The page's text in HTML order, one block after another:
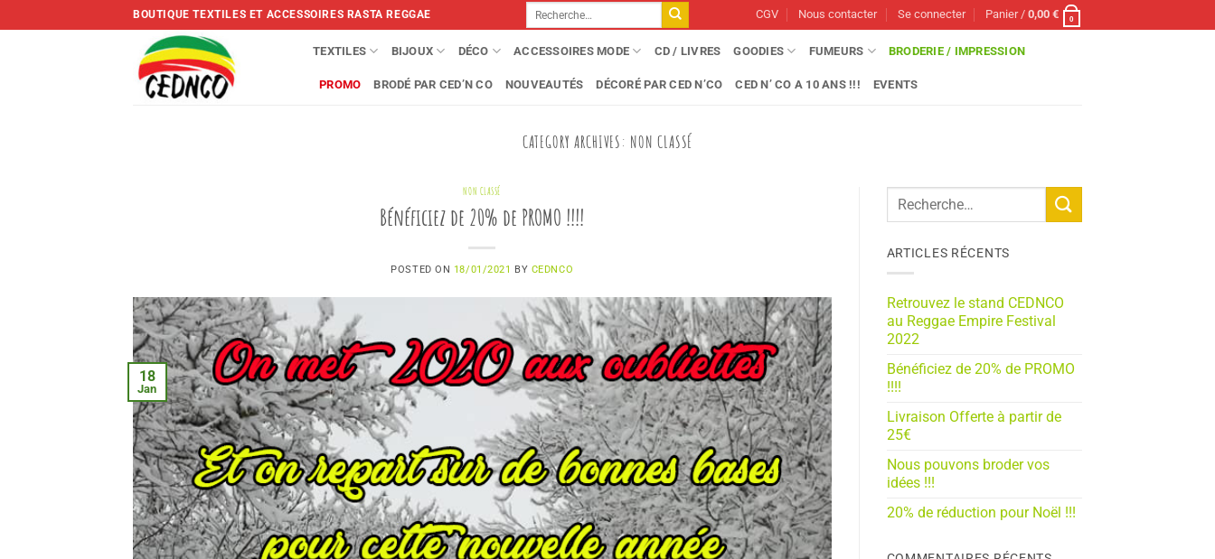
to
BOUTIQUE TEXTILES ET ACCESSOIRES RASTA REGGAE
Recherche
pour :
CGV Nous contacter Se connecter Panier /0,00€ 0
TEXTILES BIJOUX DÉCO ACCESSOIRES MODE CD / LIVRES GOODIES FUMEURS BRODERIE / IMPRESSION
PROMO BRODÉ PAR CED’N CO NOUVEAUTÉS DÉCORÉ PAR CED N’CO CED N’ CO A 10 ANS !!! EVENTS
CATEGORY ARCHIVES: NON CLASSÉ
NON CLASSÉ
Bénéficiez de 20% de PROMO !!!!
POSTED ON 18/01/2021 BY CEDNCO
18
Jan
ARTICLES RÉCENTS
Retrouvez le stand CEDNCO
au Reggae Empire Festival
2022
Bénéficiez de 20% de PROMO
!!!!
Livraison Offerte à partir de
25€
Nous pouvons broder vos
idées !!!
20% de réduction pour Noël !!!